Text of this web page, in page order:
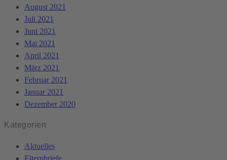
August 2021
Juli 2021
Juni 2021
Mai 2021
April 2021
März 2021
Februar 2021
Januar 2021
Dezember 2020
Kategorien
Aktuelles
Elternbriefe